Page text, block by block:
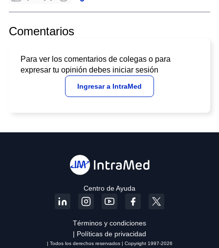
Comentarios
Para ver los comentarios de colegas o para
expresar tu opinión debes iniciar sesión
Ingresar a IntraMed
Centro de Ayuda
Términos y condiciones
| Políticas de privacidad
| Todos los derechos reservados | Copyright 1997-2026